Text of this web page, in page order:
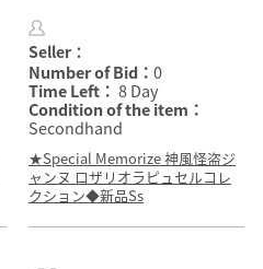
Seller：
Number of Bid： 0
Time Left： 8 Day
Condition of the item：
Secondhand
★Special Memorize 神風怪盗ジ
ャンヌ ロザリオラピュセルコレ
クション◆新品Ss